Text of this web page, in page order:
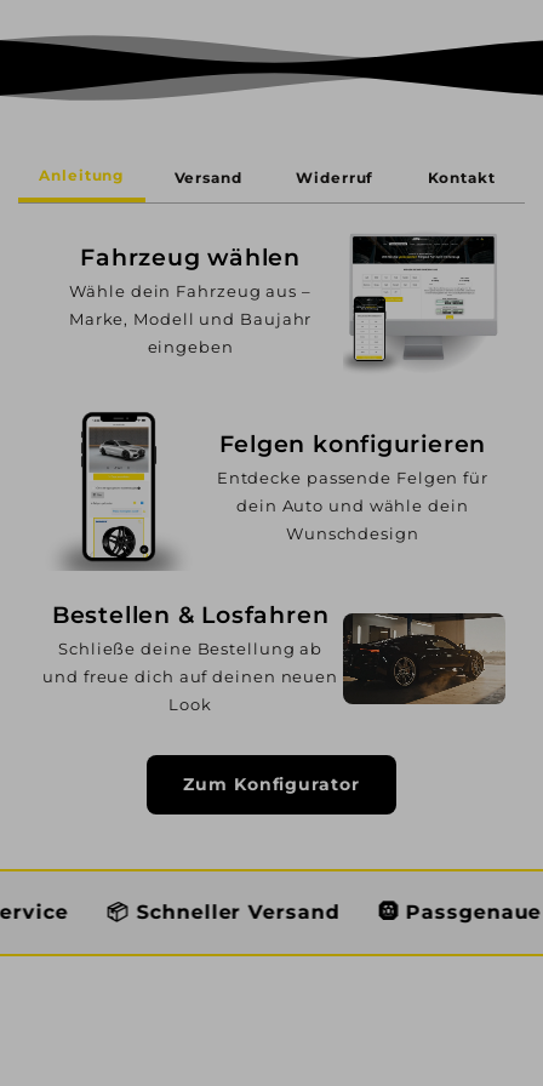
Anleitung Versand Widerruf Kontakt
Fahrzeug wählen
Wähle dein Fahrzeug aus –
Marke, Modell und Baujahr
eingeben
Felgen konfigurieren
Entdecke passende Felgen für
dein Auto und wähle dein
Wunschdesign
Bestellen & Losfahren
Schließe deine Bestellung ab
und freue dich auf deinen neuen
Look
Zum Konfigurator
Schneller Versand 🛞 Passgenaue Auswahl